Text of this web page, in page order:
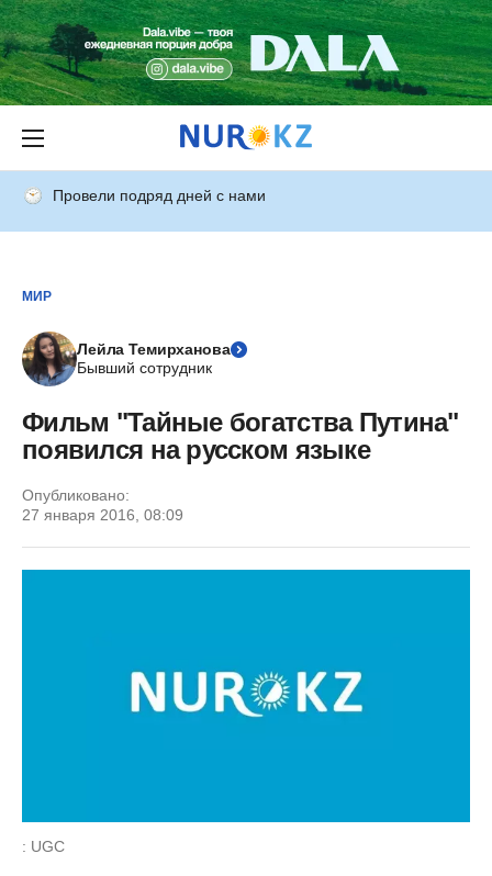
Провели подряд дней с нами
МИР
Лейла Темирханова
Бывший сотрудник
Фильм "Тайные богатства Путина"
появился на русском языке
Опубликовано:
27 января 2016, 08:09
: UGC